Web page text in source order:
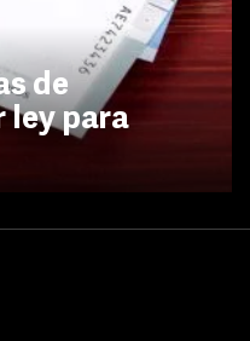
de
ley para